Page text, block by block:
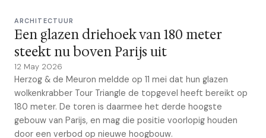
ARCHITECTUUR
Een glazen driehoek van 180 meter
steekt nu boven Parijs uit
12 May 2026
Herzog & de Meuron meldde op 11 mei dat hun glazen
wolkenkrabber Tour Triangle de topgevel heeft bereikt op
180 meter. De toren is daarmee het derde hoogste
gebouw van Parijs, en mag die positie voorlopig houden
door een verbod op nieuwe hoogbouw.